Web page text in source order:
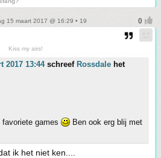
15 maart 2017 @ 16:29 • 19
Kiss my airs!
2017 13:44schreef Rossdale het
games
Ben ook erg blij met
ik het niet ken....